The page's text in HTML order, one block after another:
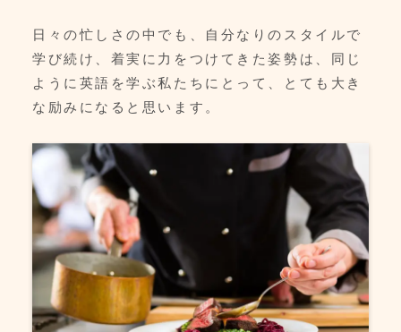
日々の忙しさの中でも、自分なりのスタイルで
学び続け、着実に力をつけてきた姿勢は、同じ
ように英語を学ぶ私たちにとって、とても大き
な励みになると思います。